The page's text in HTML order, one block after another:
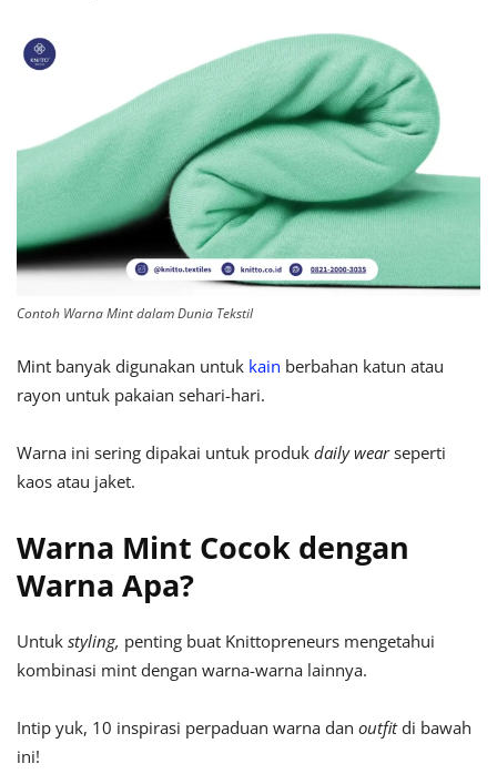
Contoh Warna Mint dalam Dunia Tekstil
Mint banyak digunakan untuk kain berbahan katun atau
rayon untuk pakaian sehari-hari.
Warna ini sering dipakai untuk produk daily wearseperti
kaos atau jaket.
Warna Mint Cocok dengan
Warna Apa?
Untuk styling, penting buat Knittopreneurs mengetahui
kombinasi mint dengan warna-warna lainnya.
Intip yuk, 10 inspirasi perpaduan warna dan outfitdi bawah
ini!